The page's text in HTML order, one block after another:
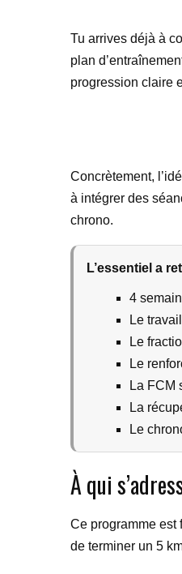
Tu arrives déjà à
plan
progression claire
Concrètement,
à intégrer des
chrono.
L’essentiel a
4
Le
Le
Le
La FCM
La
Le
À qui
Ce programme est
de terminer un 5